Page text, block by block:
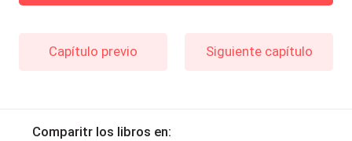
Capítulo previo Siguiente capítulo
Comparitr los libros en: